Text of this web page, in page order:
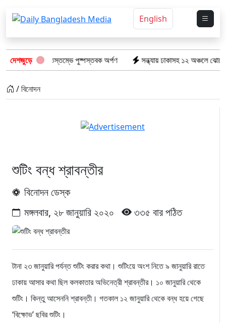
English
দেশজুড়েস্মৃতিস্তম্ভে পুষ্পস্তবক অর্পণ সন্ধ্যায় ঢাকাসহ ১২ অঞ্চলে ঝোড়ো হাওয়ার
/ বিনোদন
শুটিং বন্ধ শ্রাবন্তীর
বিনোদন ডেস্ক
মঙ্গলবার, ২৮ জানুয়ারি ২০২০
৩৩৫ বার পঠিত
টানা ২৩ জানুয়ারি পর্যন্ত শুটিং করার কথা। শুটিংয়ে অংশ নিতে ৯ জানুয়ারি রাতে
ঢাকায় আসার কথা ছিল কলকাতার অভিনেত্রী শ্রাবন্তীর। ১০ জানুয়ারি থেকে
শুটিং। কিন্তু আসেননি শ্রাবন্তী। গতকাল ১২ জানুয়ারি থেকে বন্ধ হয়ে গেছে
‘বিক্ষোভ’ ছবির শুটিং।